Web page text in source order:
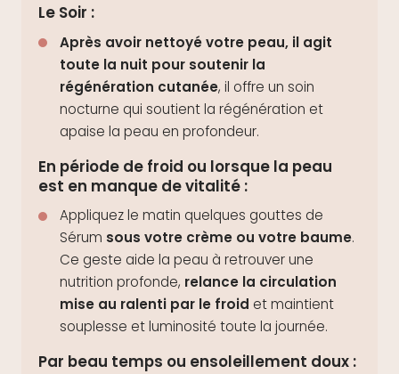
Le Soir :
Après avoir nettoyé votre peau, il agit
toute la nuit pour soutenir la
régénération cutanée, il offre un soin
nocturne qui soutient la régénération et
apaise la peau en profondeur.
En période de froid ou lorsque la peau
est en manque de vitalité :
Appliquez le matin quelques gouttes de
Sérum sous votre crème ou votre baume.
Ce geste aide la peau à retrouver une
nutrition profonde, relance la circulation
mise au ralenti par le froid et maintient
souplesse et luminosité toute la journée.
Par beau temps ou ensoleillement doux :